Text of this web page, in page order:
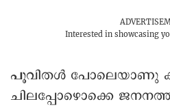
Interested in showcasing
പൂവിതൾ
ചിലപ്പോഴൊക്കെ